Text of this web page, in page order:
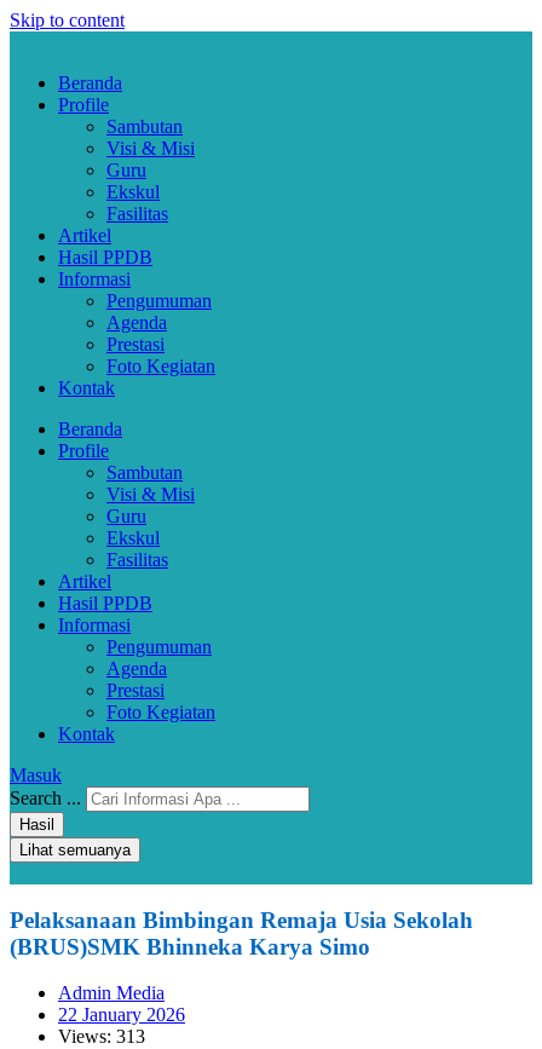
Skip to content
Beranda
Profile
Sambutan
Visi & Misi
Guru
Ekskul
Fasilitas
Artikel
Hasil PPDB
Informasi
Pengumuman
Agenda
Prestasi
Foto Kegiatan
Kontak
Beranda
Profile
Sambutan
Visi & Misi
Guru
Ekskul
Fasilitas
Artikel
Hasil PPDB
Informasi
Pengumuman
Agenda
Prestasi
Foto Kegiatan
Kontak
Masuk
Search ...
Hasil
Lihat semuanya
Pelaksanaan Bimbingan Remaja Usia Sekolah
(BRUS)SMK Bhinneka Karya Simo
Admin Media
22 January 2026
Views: 313